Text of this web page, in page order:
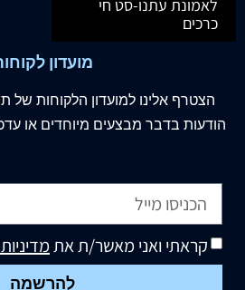
לאמונת עתנו-סט חי
כרכים
מועדון
הצטרף אלינו למועדון הלקוחות של
הודעות בדבר מבצעים מיוחדים או
קראתי ואני מאשר/ת את
להרשמה